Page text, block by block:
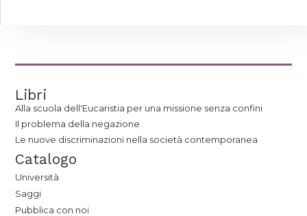
Libri
Alla scuola dell'Eucaristia per una missione senza confini
Il problema della negazione
Le nuove discriminazioni nella società contemporanea
Catalogo
Università
Saggi
Pubblica con noi